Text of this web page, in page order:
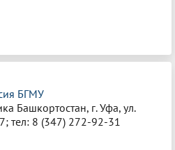
БГМУ
Башкортостан, г. Уфа, ул.
тел: 8 (347) 272-92-31